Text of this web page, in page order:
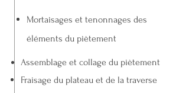
Mortaisages et tenonnages des
éléments du piètement
Assemblage et collage du piètement
Fraisage du plateau et de la traverse